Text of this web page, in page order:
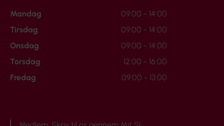
Mandag
09:00 - 14:00
Tirsdag
09:00 - 14:00
Onsdag
09:00 - 14:00
Torsdag
12:00 - 16:00
Fredag
09:00 - 13:00